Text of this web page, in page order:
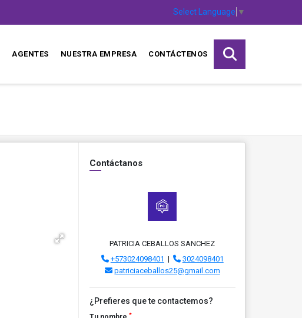
Select Language ▼
AGENTES NUESTRA EMPRESA CONTÁCTENOS
Contáctanos
PATRICIA CEBALLOS SANCHEZ
+573024098401 |
3024098401
patriciaceballos25@gmail.com
¿Prefieres que te contactemos?
*